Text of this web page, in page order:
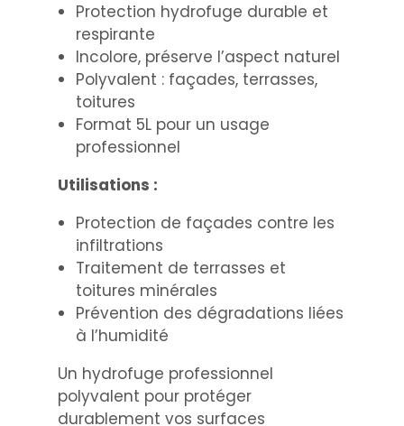
Protection hydrofuge durable et
respirante
Incolore, préserve l’aspect naturel
Polyvalent : façades, terrasses,
toitures
Format 5L pour un usage
professionnel
Utilisations :
Protection de façades contre les
infiltrations
Traitement de terrasses et
toitures minérales
Prévention des dégradations liées
à l’humidité
Un hydrofuge professionnel
polyvalent pour protéger
durablement vos surfaces